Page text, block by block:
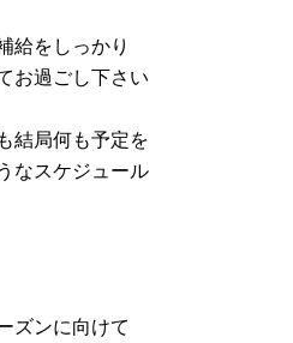
給をしっかり
お過ごし下さい
結局何も予定を
なスケジュール
ズンに向けて